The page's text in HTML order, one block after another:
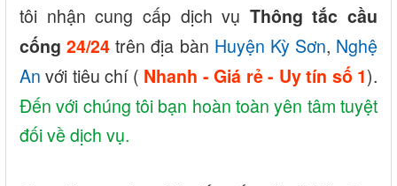
tôi nhận cung cấp dịch vụ Thông tắc cầu
cống24/24 trên địa bàn Huyện Kỳ Sơn, Nghệ
An với tiêu chí ( Nhanh - Giá rẻ - Uy tín số 1).
Đến với chúng tôi bạn hoàn toàn yên tâm tuyệt
đối về dịch vụ.